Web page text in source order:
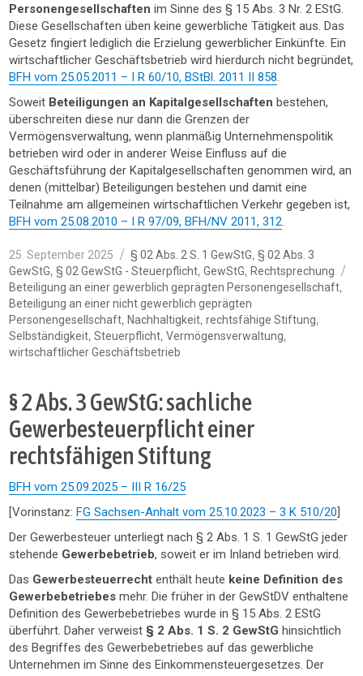
Personengesellschaften im Sinne des § 15 Abs. 3 Nr. 2 EStG.
Diese Gesellschaften üben keine gewerbliche Tätigkeit aus. Das
Gesetz fingiert lediglich die Erzielung gewerblicher Einkünfte. Ein
wirtschaftlicher Geschäftsbetrieb wird hierdurch nicht begründet,
BFH vom 25.05.2011 – I R 60/10, BStBl. 2011 II 858.
Soweit Beteiligungen an Kapitalgesellschaften bestehen,
überschreiten diese nur dann die Grenzen der
Vermögensverwaltung, wenn planmäßig Unternehmenspolitik
betrieben wird oder in anderer Weise Einfluss auf die
Geschäftsführung der Kapitalgesellschaften genommen wird, an
denen (mittelbar) Beteiligungen bestehen und damit eine
Teilnahme am allgemeinen wirtschaftlichen Verkehr gegeben ist,
BFH vom 25.08.2010 – I R 97/09, BFH/NV 2011, 312.
Veröffentlicht
am
25. September 2025 Kategorien
§ 02 Abs. 2 S. 1 GewStG,§ 02 Abs. 3
GewStG,§ 02 GewStG - Steuerpflicht,GewStG,Rechtsprechung
Beteiligung an einer gewerblich geprägten Personengesellschaft,
Beteiligung an einer nicht gewerblich geprägten
Personengesellschaft,Nachhaltigkeit,rechtsfähige Stiftung,
Selbständigkeit,Steuerpflicht,Vermögensverwaltung,
wirtschaftlicher Geschäftsbetrieb
§ 2 Abs. 3 GewStG: sachliche
Gewerbesteuerpflicht einer
rechtsfähigen Stiftung
BFH vom 25.09.2025 – III R 16/25
[Vorinstanz:FG Sachsen-Anhalt vom 25.10.2023 – 3 K 510/20]
Der Gewerbesteuer unterliegt nach § 2 Abs. 1 S. 1 GewStG jeder
stehende Gewerbebetrieb, soweit er im Inland betrieben wird.
Das Gewerbesteuerrechtenthält heute keine Definition des
Gewerbebetriebesmehr. Die früher in der GewStDV enthaltene
Definition des Gewerbebetriebes wurde in § 15 Abs. 2 EStG
überführt. Daher verweist § 2 Abs. 1 S. 2 GewStG hinsichtlich
des Begriffes des Gewerbebetriebes auf das gewerbliche
Unternehmen im Sinne des Einkommensteuergesetzes. Der